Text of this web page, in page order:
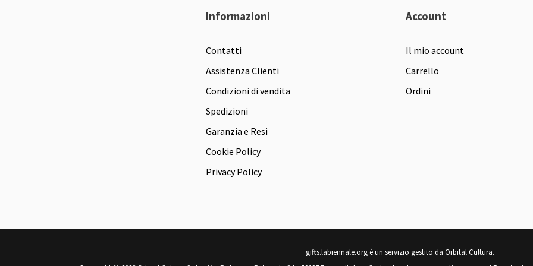
Informazioni
Contatti
Assistenza Clienti
Condizioni di vendita
Spedizioni
Garanzia e Resi
Cookie Policy
Privacy Policy
Account
Il mio account
Carrello
Ordini
gifts.labiennale.org è un servizio gestito da Orbital Cultura.